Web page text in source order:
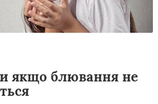
якщо блювання не